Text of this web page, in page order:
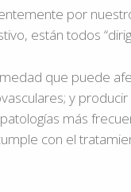
por
están todos
que puede
y
más
con el